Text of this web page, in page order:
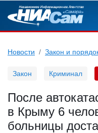
Новости Закон и
Закон Криминал
После
в Крыму 6
больницы